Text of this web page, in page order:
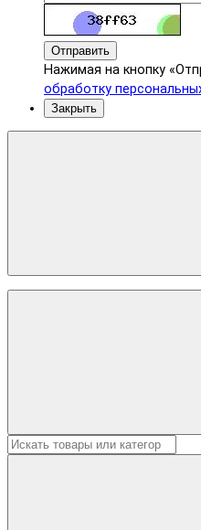
Отправить
Нажимая на кнопку
обработку
Закрыть